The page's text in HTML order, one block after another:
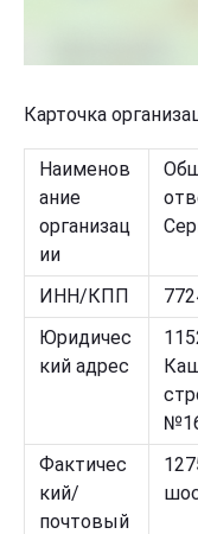
Карточка
Наименов
ание
организац
ии
ИНН/КПП
Юридичес
кий адрес
Фактичес
кий/
почтовый